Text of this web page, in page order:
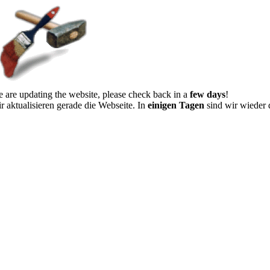
are updating the website, please check back in a few days!
aktualisieren gerade die Webseite. In einigen Tagen sind wir wieder